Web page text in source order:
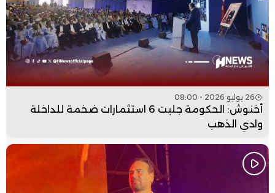
26 يوليو 2026 - 08:00
أخنوش: الحكومة جلبت 6 استثمارات ضخمة للداخلة
وادي الذهب